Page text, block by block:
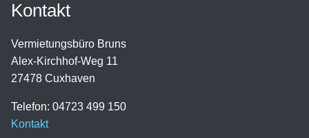
Kontakt
Vermietungsbüro Bruns
Alex-Kirchhof-Weg 11
27478 Cuxhaven
Telefon: 04723 499 150
Kontakt